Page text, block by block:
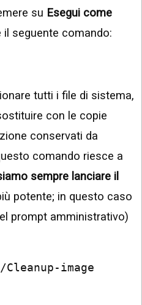
su Esegui come
il seguente comando:
tutti i file di sistema,
con le copie
conservati da
comando riesce a
sempre lanciare il
potente; in questo caso
prompt amministrativo)
image